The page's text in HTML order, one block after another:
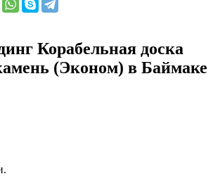
Корабельная доска
(Эконом) в Баймаке